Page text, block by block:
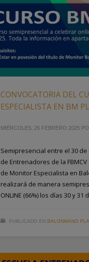
CONVOCATORIA DEL
ESPECIALISTA EN BM
MIÉRCOLES, 26 FEBRERO 2025
Semipresencial entre el 30
de Entrenadores de la
de Monitor Especialista en
realizará de manera
ONLINE (66%) los días 30 y 31
PUBLICADO EN BALONMANO